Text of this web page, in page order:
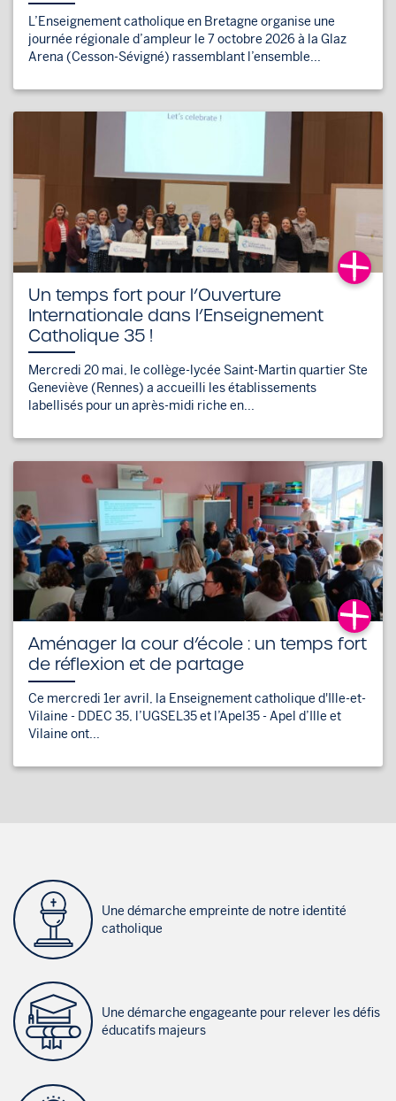
L’Enseignement catholique en Bretagne organise une
journée régionale d’ampleur le 7 octobre 2026 à la Glaz
Arena (Cesson-Sévigné) rassemblant l’ensemble...
Un temps fort pour l’Ouverture
Internationale dans l’Enseignement
Catholique 35 !
Mercredi 20 mai, le collège-lycée Saint-Martin quartier Ste
Geneviève (Rennes) a accueilli les établissements
labellisés pour un après-midi riche en...
Aménager la cour d’école : un temps fort
de réflexion et de partage
Ce mercredi 1er avril, la Enseignement catholique d'Ille-et-
Vilaine - DDEC 35, l’UGSEL35 et l’Apel35 - Apel d’Ille et
Vilaine ont...
Une démarche empreinte de notre identité
catholique
Une démarche engageante pour relever les défis
éducatifs majeurs